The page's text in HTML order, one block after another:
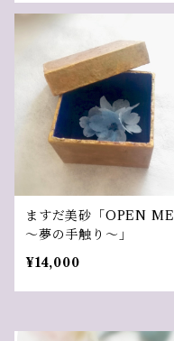
ますだ美砂「OPEN ME
～夢の手触り～」
¥14,000